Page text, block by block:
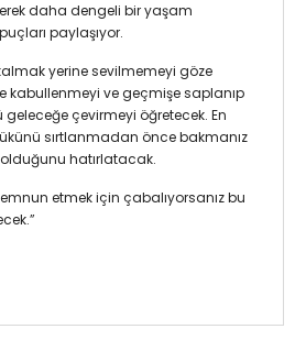
daha dengeli bir yaşam
paylaşıyor.
yerine sevilmemeyi göze
kabullenmeyi ve geçmişe saplanıp
çevirmeyi öğretecek. En
sırtlanmadan önce bakmanız
hatırlatacak.
etmek için çabalıyorsanız bu